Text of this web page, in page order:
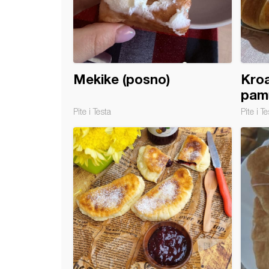
Mekike (posno)
Pite i Testa Pite i